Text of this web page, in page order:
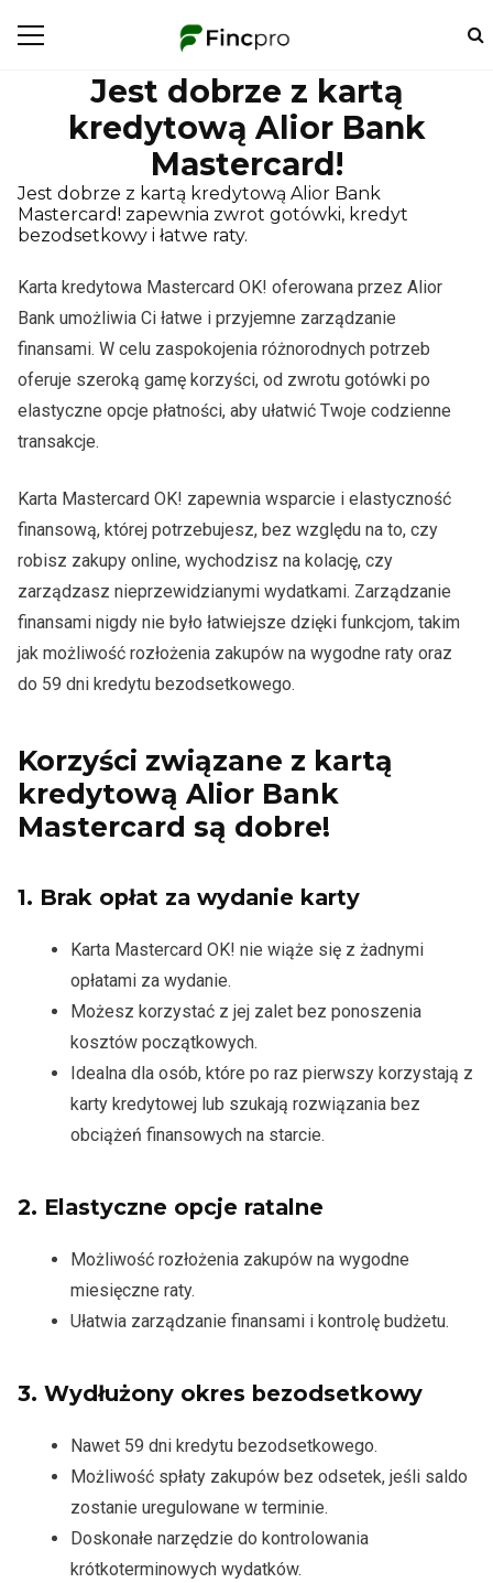
Jest dobrze z kartą
kredytową Alior Bank
Mastercard!
Jest dobrze z kartą kredytową Alior Bank
Mastercard! zapewnia zwrot gotówki, kredyt
bezodsetkowy i łatwe raty.
Karta kredytowa Mastercard OK! oferowana przez Alior
Bank umożliwia Ci łatwe i przyjemne zarządzanie
finansami. W celu zaspokojenia różnorodnych potrzeb
oferuje szeroką gamę korzyści, od zwrotu gotówki po
elastyczne opcje płatności, aby ułatwić Twoje codzienne
transakcje.
Karta Mastercard OK! zapewnia wsparcie i elastyczność
finansową, której potrzebujesz, bez względu na to, czy
robisz zakupy online, wychodzisz na kolację, czy
zarządzasz nieprzewidzianymi wydatkami. Zarządzanie
finansami nigdy nie było łatwiejsze dzięki funkcjom, takim
jak możliwość rozłożenia zakupów na wygodne raty oraz
do 59 dni kredytu bezodsetkowego.
Korzyści związane z kartą
kredytową Alior Bank
Mastercard są dobre!
1. Brak opłat za wydanie karty
Karta Mastercard OK! nie wiąże się z żadnymi
opłatami za wydanie.
Możesz korzystać z jej zalet bez ponoszenia
kosztów początkowych.
Idealna dla osób, które po raz pierwszy korzystają z
karty kredytowej lub szukają rozwiązania bez
obciążeń finansowych na starcie.
2. Elastyczne opcje ratalne
Możliwość rozłożenia zakupów na wygodne
miesięczne raty.
Ułatwia zarządzanie finansami i kontrolę budżetu.
3. Wydłużony okres bezodsetkowy
Nawet 59 dni kredytu bezodsetkowego.
Możliwość spłaty zakupów bez odsetek, jeśli saldo
zostanie uregulowane w terminie.
Doskonałe narzędzie do kontrolowania
krótkoterminowych wydatków.